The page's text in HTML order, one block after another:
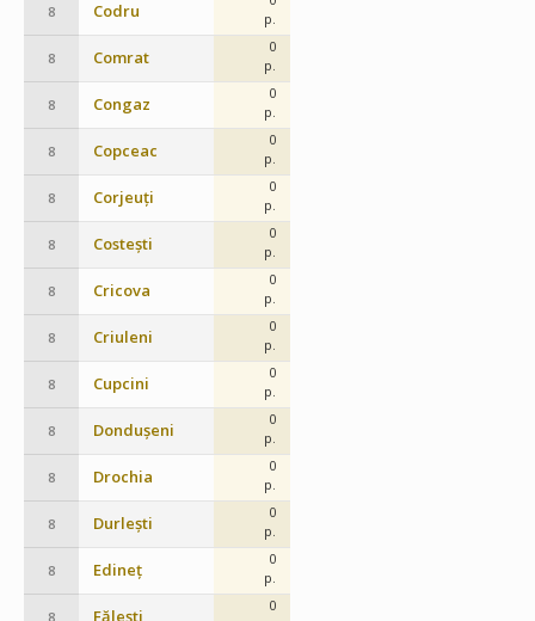
8 Codru
p.
8 Comrat
0
p.
8 Congaz
0
p.
8 Copceac
0
p.
8 Corjeuți
0
p.
8 Costești
0
p.
8 Cricova
0
p.
8 Criuleni
0
p.
8 Cupcini
0
p.
8 Dondușeni
0
p.
8 Drochia
0
p.
8 Durlești
0
p.
8 Edineț
0
p.
8 Fălești
0